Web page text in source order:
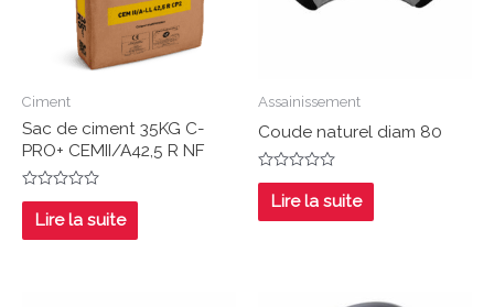
Ciment
Sac de ciment 35KG C-
PRO+ CEMII/A42,5 R NF
Note
sur
5
Lire la suite
Assainissement
Coude naturel diam 80
Note
sur
5
Lire la suite